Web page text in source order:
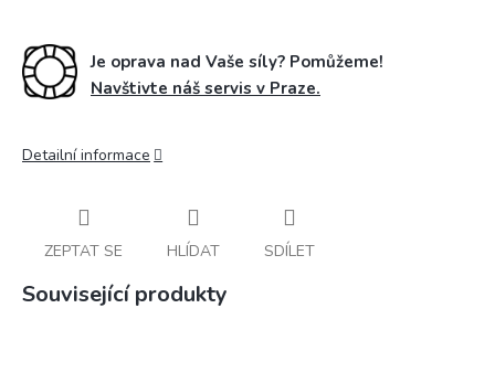
Je oprava nad Vaše síly? Pomůžeme!
Navštivte náš servis v Praze.
Detailní informace
ZEPTAT SE HLÍDAT SDÍLET
Související produkty